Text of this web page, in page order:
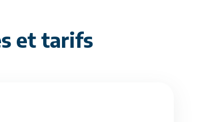
et tarifs